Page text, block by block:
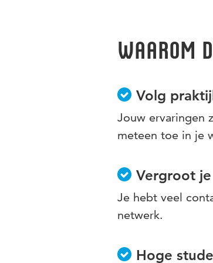
Waarom
Volg
Jouw ervaringen
meteen toe in je
Vergroot
Je hebt veel
netwerk.
Hoge